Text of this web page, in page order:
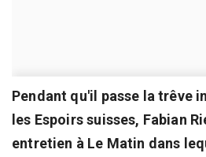
Pendant qu'il passe la trêve
les Espoirs suisses, Fabian
entretien à Le Matin dans